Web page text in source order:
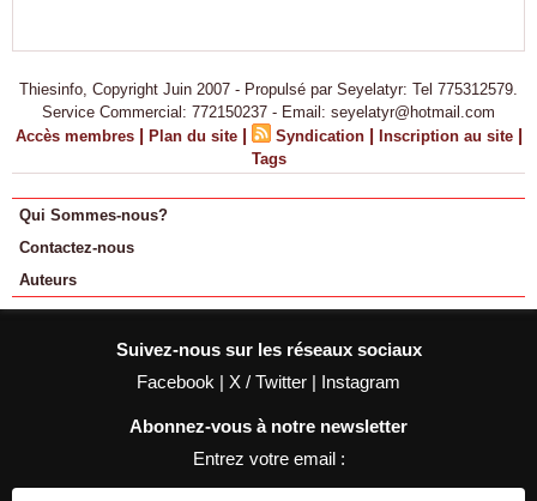
Thiesinfo, Copyright Juin 2007 - Propulsé par Seyelatyr: Tel 775312579.
Service Commercial: 772150237 - Email: seyelatyr@hotmail.com
Accès membres | Plan du site | Syndication | Inscription au site |
Tags
Qui Sommes-nous?
Contactez-nous
Auteurs
Suivez-nous sur les réseaux sociaux
Facebook | X / Twitter | Instagram
Abonnez-vous à notre newsletter
Entrez votre email :